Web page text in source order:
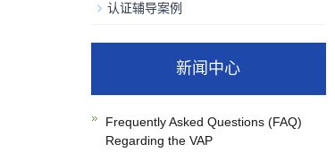
认证辅导案例
新闻中心
Frequently Asked Questions (FAQ)
Regarding the VAP